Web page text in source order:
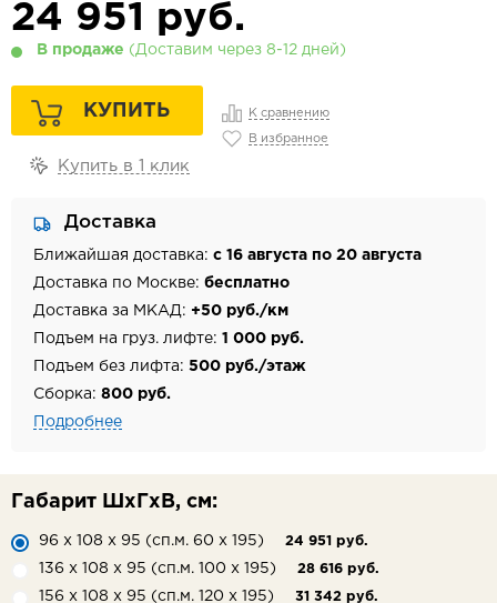
24 951 руб.
В продаже (Доставим через 8-12 дней)
КУПИТЬ К сравнению
В избранное
Купить в 1 клик
Доставка
Ближайшая доставка: с 16 августа по 20 августа
Доставка по Москве: бесплатно
Доставка за МКАД: +50 руб./км
Подъем на груз. лифте: 1 000 руб.
Подъем без лифта: 500 руб./этаж
Сборка: 800 руб.
Подробнее
Габарит ШхГхВ, см:
96 х 108 х 95 (сп.м. 60 х 195) 24 951 руб.
136 х 108 х 95 (сп.м. 100 х 195) 28 616 руб.
156 х 108 х 95 (сп.м. 120 х 195) 31 342 руб.